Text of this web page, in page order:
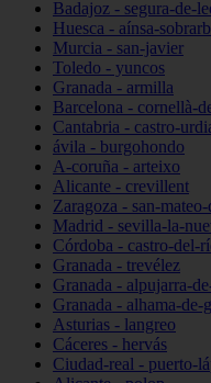
Badajoz - segura-de-
Huesca - aínsa-
Murcia - san-javier
Toledo - yuncos
Granada - armilla
Barcelona - cornellà-
Cantabria - castro-
ávila - burgohondo
A-coruña - arteixo
Alicante - crevillent
Zaragoza - san-
Madrid - sevilla-la-
Córdoba - castro-del-
Granada - trevélez
Granada - alpujarra-
Granada - alhama-de-
Asturias - langreo
Cáceres - hervás
Ciudad-real - puerto-